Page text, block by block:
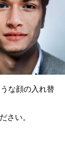
な顔の入れ替
さい。